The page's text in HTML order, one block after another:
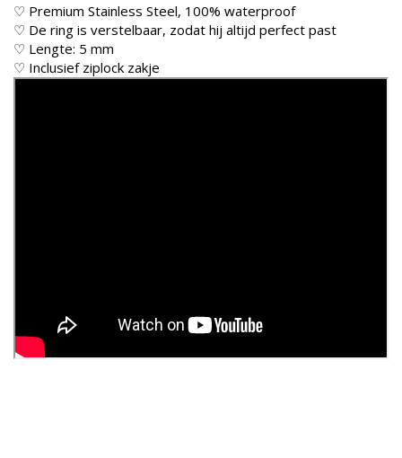
♡ Premium Stainless Steel, 100% waterproof
♡ De ring is verstelbaar, zodat hij altijd perfect past
♡ Lengte: 5 mm
♡ Inclusief ziplock zakje